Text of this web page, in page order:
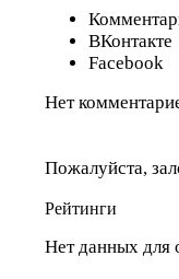
ВКонтакте
Facebook
Нет
Пожалуйста,
Рейтинги
Нет данных для